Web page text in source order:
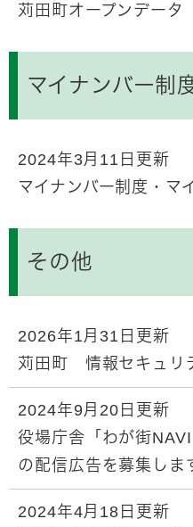
苅田町オープンデータ
マイナンバー制
2024年3月11日更新
マイナンバー制度・マ
その他
2026年1月31日更新
苅田町 情報セキュリ
2024年9月20日更新
役場庁舎「わが街
の配信広告を募集しま
2024年4月18日更新